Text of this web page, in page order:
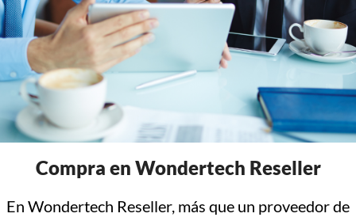
Compra en Wondertech Reseller
En Wondertech Reseller, más que un proveedor de